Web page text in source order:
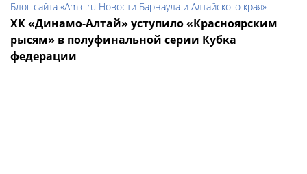
Блог сайта «Amic.ru Новости Барнаула и Алтайского края»
ХК «Динамо-Алтай» уступило «Красноярским
рысям» в полуфинальной серии Кубка
федерации